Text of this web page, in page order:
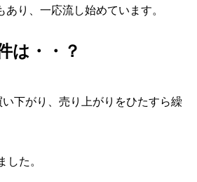
り、一応流し始めています。
は・・？
下がり、売り上がりをひたすら繰
した。